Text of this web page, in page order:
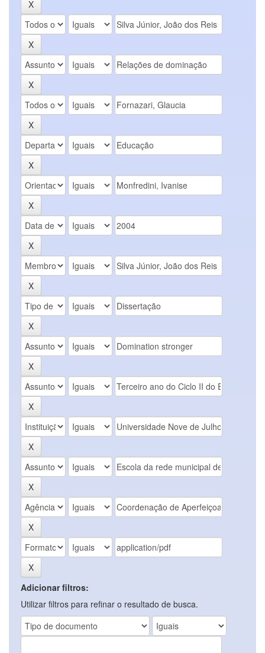
Adicionar filtros:
Utilizar filtros para refinar o resultado de busca.